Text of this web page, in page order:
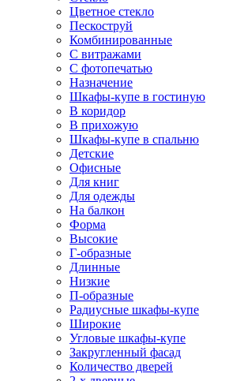
Цветное стекло
Пескоструй
Комбинированные
С витражами
С фотопечатью
Назначение
Шкафы-купе в гостиную
В коридор
В прихожую
Шкафы-купе в спальню
Детские
Офисные
Для книг
Для одежды
На балкон
Форма
Высокие
Г-образные
Длинные
Низкие
П-образные
Радиусные шкафы-купе
Широкие
Угловые шкафы-купе
Закругленный фасад
Количество дверей